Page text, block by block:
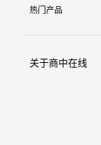
热门产品
关于商中在线